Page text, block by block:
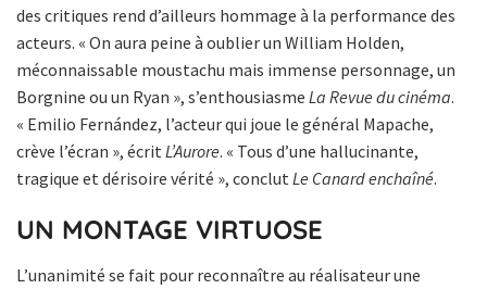
des critiques rend d’ailleurs hommage à la performance des
acteurs. « On aura peine à oublier un William Holden,
méconnaissable moustachu mais immense personnage, un
Borgnine ou un Ryan », s’enthousiasme La Revue du cinéma.
« Emilio Fernández, l’acteur qui joue le général Mapache,
crève l’écran », écrit L’Aurore. « Tous d’une hallucinante,
tragique et dérisoire vérité », conclut Le Canard enchaîné.
UN MONTAGE VIRTUOSE
L’unanimité se fait pour reconnaître au réalisateur une